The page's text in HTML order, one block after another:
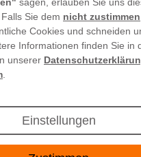
Sie dem nicht zustimmen
Cookies und schneiden
Informationen finden Sie in
unserer
Einstellungen
per E-Mail erhalten - Geld
nie so einfach!
Abonnieren